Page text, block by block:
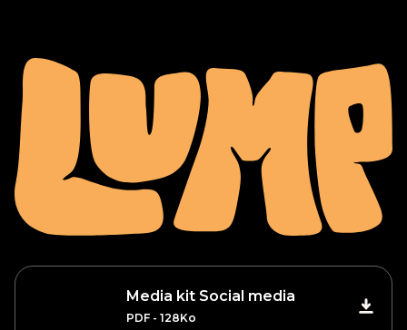
Media kit Social media
PDF - 128Ko